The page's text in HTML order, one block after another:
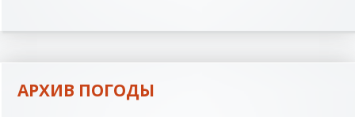
АРХИВ ПОГОДЫ